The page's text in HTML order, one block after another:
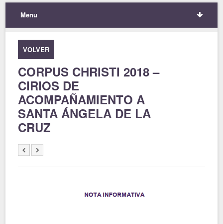
Menu
VOLVER
CORPUS CHRISTI 2018 –
CIRIOS DE
ACOMPAÑAMIENTO A
SANTA ÁNGELA DE LA
CRUZ